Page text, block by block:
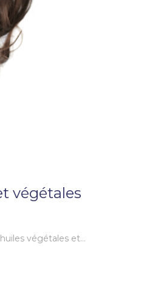
végétales
végétales et…